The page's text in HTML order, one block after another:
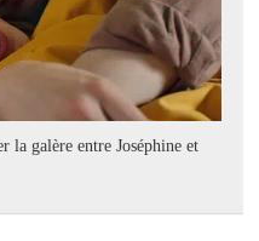
la galère entre Joséphine et